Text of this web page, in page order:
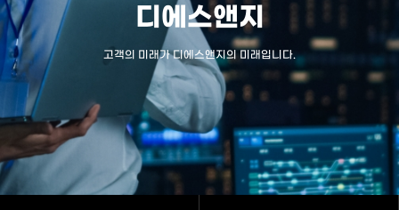
디에스앤지
고객의 미래가 디에스앤지의 미래입니다.